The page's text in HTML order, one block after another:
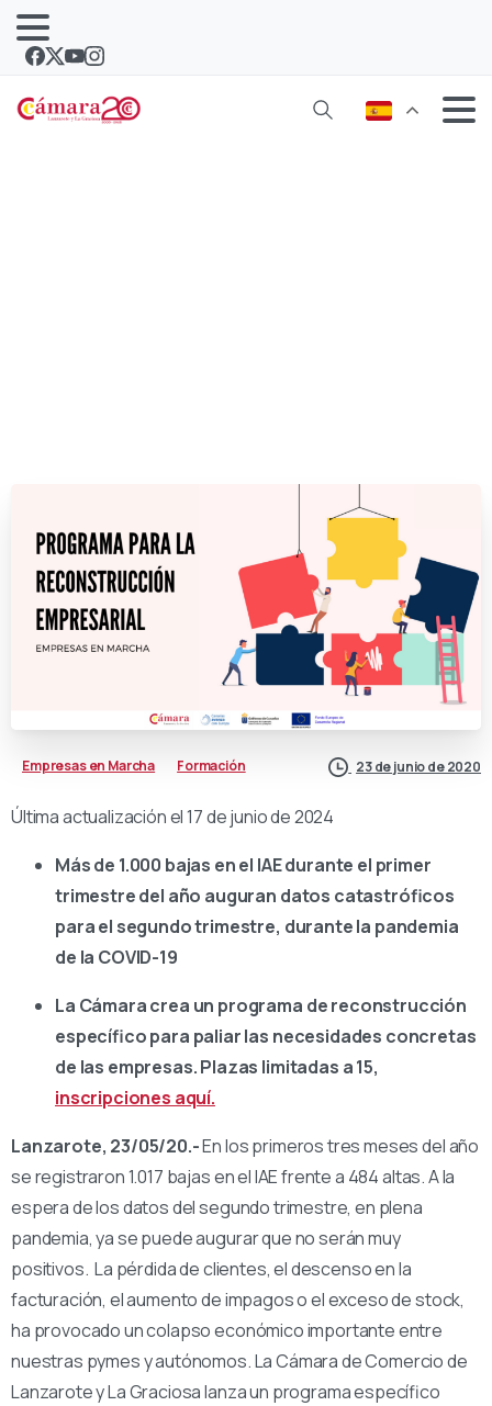
Empresas en Marcha Formación 23 de junio de 2020
Última actualización el 17 de junio de 2024
Más de 1.000 bajas en el IAE durante el primer
trimestre del año auguran datos catastróficos
para el segundo trimestre, durante la pandemia
de la COVID-19
La Cámara crea un programa de reconstrucción
específico para paliar las necesidades concretas
de las empresas. Plazas limitadas a 15,
inscripciones aquí.
Lanzarote, 23/05/20.-En los primeros tres meses del año
se registraron 1.017 bajas en el IAE frente a 484 altas. A la
espera de los datos del segundo trimestre, en plena
pandemia, ya se puede augurar que no serán muy
positivos. La pérdida de clientes, el descenso en la
facturación, el aumento de impagos o el exceso de stock,
ha provocado un colapso económico importante entre
nuestras pymes y autónomos. La Cámara de Comercio de
Lanzarote y La Graciosa lanza un programa específico